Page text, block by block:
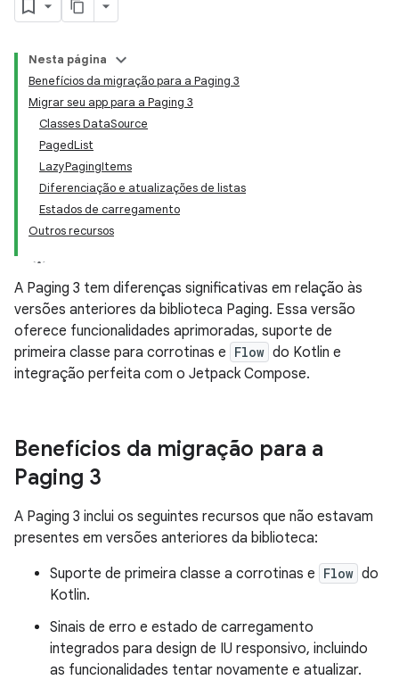
Nesta página
Benefícios da migração para a Paging 3
Migrar seu app para a Paging 3
Classes DataSource
PagedList
LazyPagingItems
Diferenciação e atualizações de listas
Estados de carregamento
Outros recursos
A Paging 3 tem diferenças significativas em relação às
versões anteriores da biblioteca Paging. Essa versão
oferece funcionalidades aprimoradas, suporte de
primeira classe para corrotinas e Flow do Kotlin e
integração perfeita com o Jetpack Compose.
Benefícios da migração para a
Paging 3
A Paging 3 inclui os seguintes recursos que não estavam
presentes em versões anteriores da biblioteca:
Suporte de primeira classe a corrotinas e Flow do
Kotlin.
Sinais de erro e estado de carregamento
integrados para design de IU responsivo, incluindo
as funcionalidades tentar novamente e atualizar.